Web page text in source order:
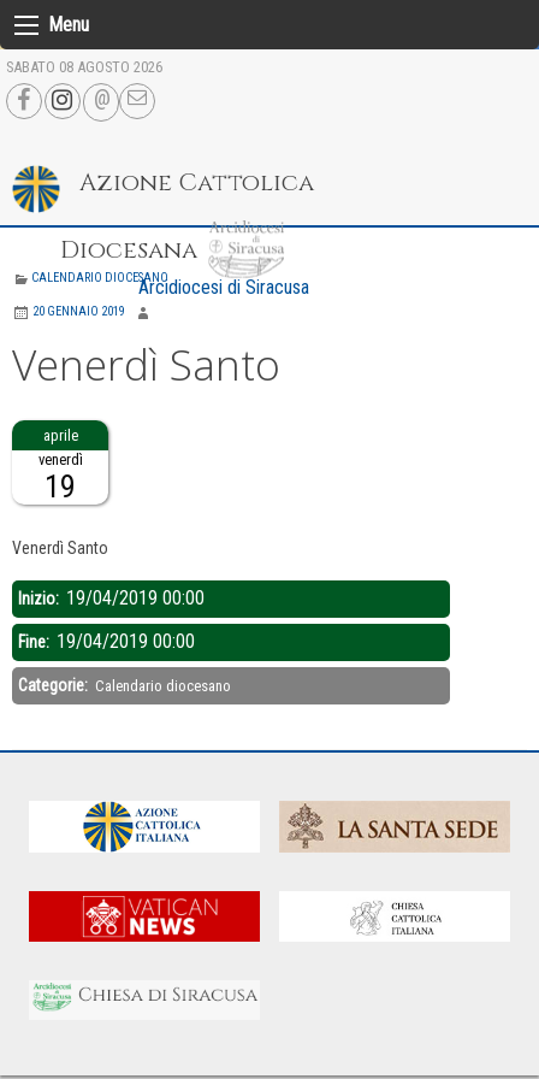
Skip
to
content
Menu
SABATO 08 AGOSTO 2026
Azione Cattolica
Diocesana
Arcidiocesi di Siracusa
CALENDARIO DIOCESANO
20 GENNAIO 2019
Venerdì Santo
venerdì
19
Venerdì Santo
Inizio: 19/04/2019 00:00
Fine: 19/04/2019 00:00
Categorie: Calendario diocesano